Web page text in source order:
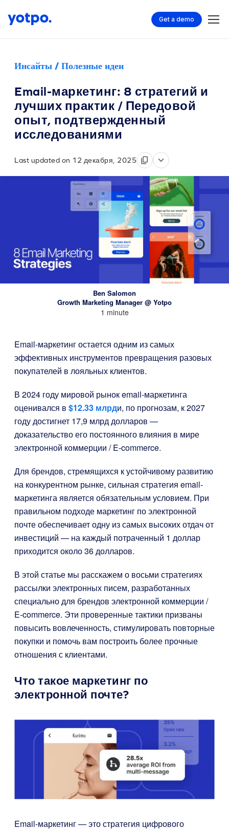
Get a demo
Инсайты / Полезные идеи
Email-маркетинг: 8 стратегий и
лучших практик / Передовой
опыт, подтвержденный
исследованиями
Last updated on 12 декабря, 2025
Ben Salomon
Growth Marketing Manager @ Yotpo
1 minute
Email-маркетинг остается одним из самых
эффективных инструментов превращения разовых
покупателей в лояльных клиентов.
В 2024 году мировой рынок email-маркетинга
оценивался в $12.33 млрди, по прогнозам, к 2027
году достигнет 17,9 млрд долларов —
доказательство его постоянного влияния в мире
электронной коммерции / E-commerce.
Для брендов, стремящихся к устойчивому развитию
на конкурентном рынке, сильная стратегия email-
маркетинга является обязательным условием. При
правильном подходе маркетинг по электронной
почте обеспечивает одну из самых высоких отдач от
инвестиций — на каждый потраченный 1 доллар
приходится около 36 долларов.
В этой статье мы расскажем о восьми стратегиях
рассылки электронных писем, разработанных
специально для брендов электронной коммерции /
E-commerce. Эти проверенные тактики призваны
повысить вовлеченность, стимулировать повторные
покупки и помочь вам построить более прочные
отношения с клиентами.
Что такое маркетинг по
электронной почте?
Email-маркетинг — это стратегия цифрового